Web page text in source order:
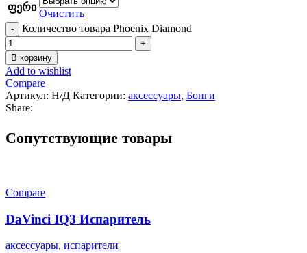
ფერი
Очистить
Количество товара Phoenix Diamond
В корзину
Add to wishlist
Compare
Артикул: Н/Д Категории: аксессуары, Бонги
Share:
Cопутствующие товары
Compare
DaVinci IQ3 Испаритель
аксессуары, испарители